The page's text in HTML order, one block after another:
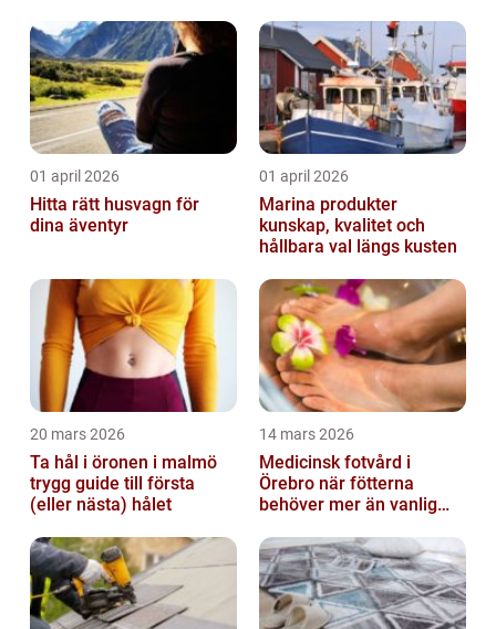
01 april 2026
Hitta rätt husvagn för
dina äventyr
01 april 2026
Marina produkter
kunskap, kvalitet och
hållbara val längs kusten
20 mars 2026
Ta hål i öronen i malmö
trygg guide till första
(eller nästa) hålet
14 mars 2026
Medicinsk fotvård i
Örebro när fötterna
behöver mer än vanlig